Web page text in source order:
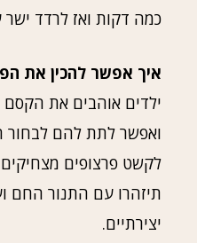
כמה דקות ואז לרדד ישר
איך אפשר להכין את
ילדים אוהבים את
ואפשר לתת להם לבחור
לקשט פרצופים
תיזהרו עם התנור החם
יצירתיים.